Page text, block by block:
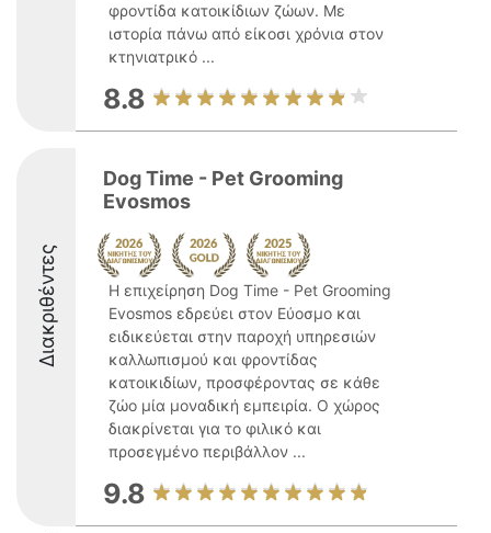
φροντίδα κατοικίδιων ζώων. Με
ιστορία πάνω από είκοσι χρόνια στον
κτηνιατρικό ...
8.8
Διακριθέντες
Dog Time - Pet Grooming
Evosmos
Η επιχείρηση Dog Time - Pet Grooming
Evosmos εδρεύει στον Εύοσμο και
ειδικεύεται στην παροχή υπηρεσιών
καλλωπισμού και φροντίδας
κατοικιδίων, προσφέροντας σε κάθε
ζώο μία μοναδική εμπειρία. Ο χώρος
διακρίνεται για το φιλικό και
προσεγμένο περιβάλλον ...
9.8